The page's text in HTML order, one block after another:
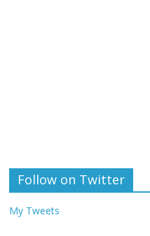
Follow on Twitter
My Tweets